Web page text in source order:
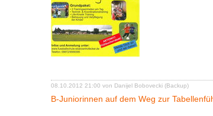
08.10.2012 21:00 von Danijel Bobovecki (Backup)
B-Juniorinnen auf dem Weg zur